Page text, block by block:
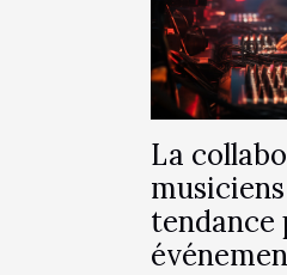
La
tendance